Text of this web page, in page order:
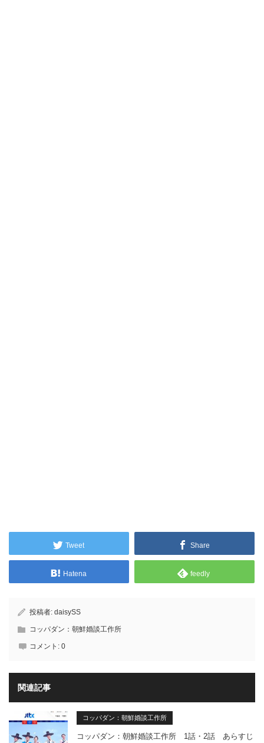
Tweet Share
Hatena feedly
投稿者: daisySS
コッパダン：朝鮮婚談工作所
コメント: 0
関連記事
コッパダン：朝鮮婚談工作所
コッパダン：朝鮮婚談工作所 1話・2話 あらすじ